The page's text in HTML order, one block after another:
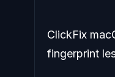
ClickFix
fingerprint